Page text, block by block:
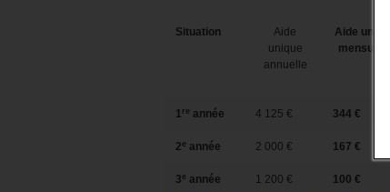
Situation
Aide
unique
annuelle
Aide unique
mensuelle
1 re année 4 125 € 344 €
2e année 2 000 € 167 €
3e année 1 200 € 100 €